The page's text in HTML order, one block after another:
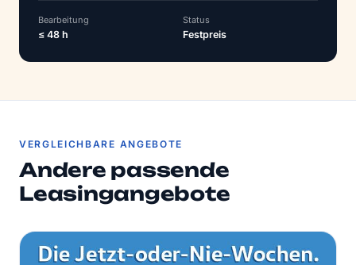
Bearbeitung
≤ 48 h
Status
Festpreis
VERGLEICHBARE ANGEBOTE
Andere passende
Leasingangebote